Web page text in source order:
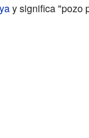
y significa "pozo